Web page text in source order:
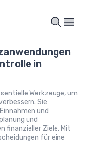
in
Werkzeuge, um
Sie
und
und
finanzieller Ziele. Mit
für eine